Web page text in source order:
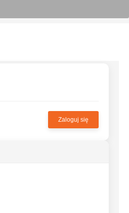
Zaloguj się